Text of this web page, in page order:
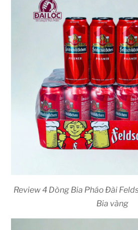
Review 4 Dòng Bia Pháo Đài
Bia vàng